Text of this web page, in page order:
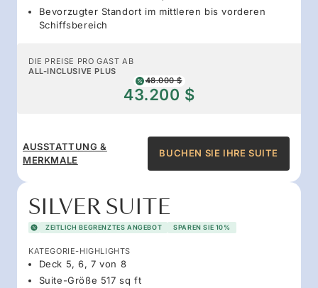
Bevorzugter Standort im mittleren bis vorderen
Schiffsbereich
DIE PREISE PRO GAST AB
ALL-INCLUSIVE PLUS
48.000 $
43.200 $
AUSSTATTUNG &
MERKMALE
BUCHEN SIE IHRE SUITE
SILVER SUITE
ZEITLICH BEGRENZTES ANGEBOT SPAREN SIE 10%
KATEGORIE-HIGHLIGHTS
Deck 5, 6, 7 von 8
Suite-Größe 517 sq ft